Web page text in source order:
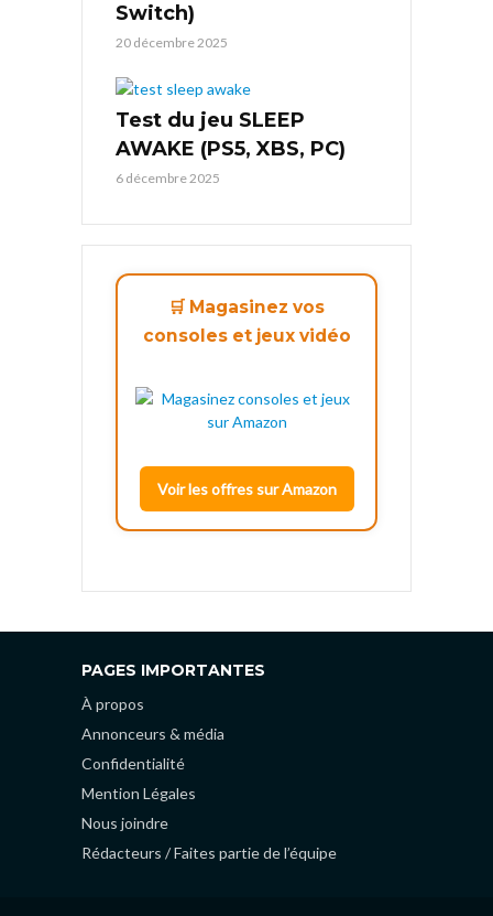
Switch)
20 décembre 2025
Test du jeu SLEEP
AWAKE (PS5, XBS, PC)
6 décembre 2025
🛒 Magasinez vos
consoles et jeux vidéo
Voir les offres sur Amazon
PAGES IMPORTANTES
À propos
Annonceurs & média
Confidentialité
Mention Légales
Nous joindre
Rédacteurs / Faites partie de l’équipe